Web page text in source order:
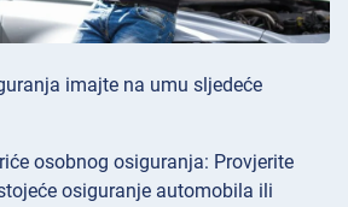
imajte na umu sljedeće
osobnog osiguranja: Provjerite
osiguranje automobila ili